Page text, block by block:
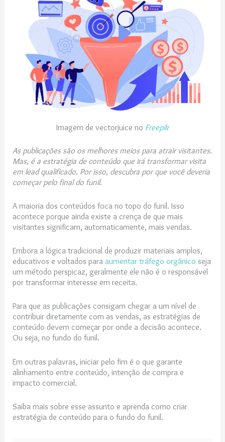
Imagem de vectorjuice no Freepik
As publicações são os melhores meios para atrair visitantes.
Mas, é a estratégia de conteúdo que irá transformar visita
em lead qualificado. Por isso, descubra por que você deveria
começar pelo final do funil.
A maioria dos conteúdos foca no topo do funil. Isso
acontece porque ainda existe a crença de que mais
visitantes significam, automaticamente, mais vendas.
Embora a lógica tradicional de produzir materiais amplos,
educativos e voltados paraaumentar tráfego orgânico seja
um método perspicaz, geralmente ele não é o responsável
por transformar interesse em receita.
Para que as publicações consigam chegar a um nível de
contribuir diretamente com as vendas, as estratégias de
conteúdo devem começar por onde a decisão acontece.
Ou seja, no fundo do funil.
Em outras palavras, iniciar pelo fim é o que garante
alinhamento entre conteúdo, intenção de compra e
impacto comercial.
Saiba mais sobre esse assunto e aprenda como criar
estratégia de conteúdo​ para o fundo do funil.